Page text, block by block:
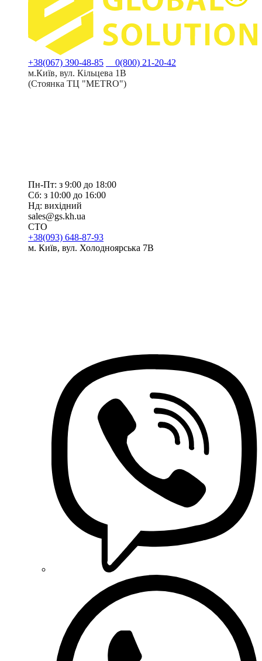
+38(067) 390-48-85
0(800) 21-20-42
м.Київ, вул. Кільцева 1В
(Стоянка ТЦ "METRO")
Пн-Пт: з 9:00 до 18:00
Сб: з 10:00 до 16:00
Нд: вихідний
sales@gs.kh.ua
СТО
+38(093) 648-87-93
м. Київ, вул. Холодноярська 7В